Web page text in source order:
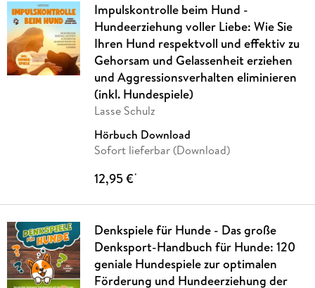
Impulskontrolle beim Hund -
Hundeerziehung voller Liebe: Wie Sie
Ihren Hund respektvoll und effektiv zu
Gehorsam und Gelassenheit erziehen
und Aggressionsverhalten eliminieren
(inkl. Hundespiele)
Lasse Schulz
Hörbuch Download
Sofort lieferbar (Download)
12,95 €*
Denkspiele für Hunde - Das große
Denksport-Handbuch für Hunde: 120
geniale Hundespiele zur optimalen
Förderung und Hundeerziehung der